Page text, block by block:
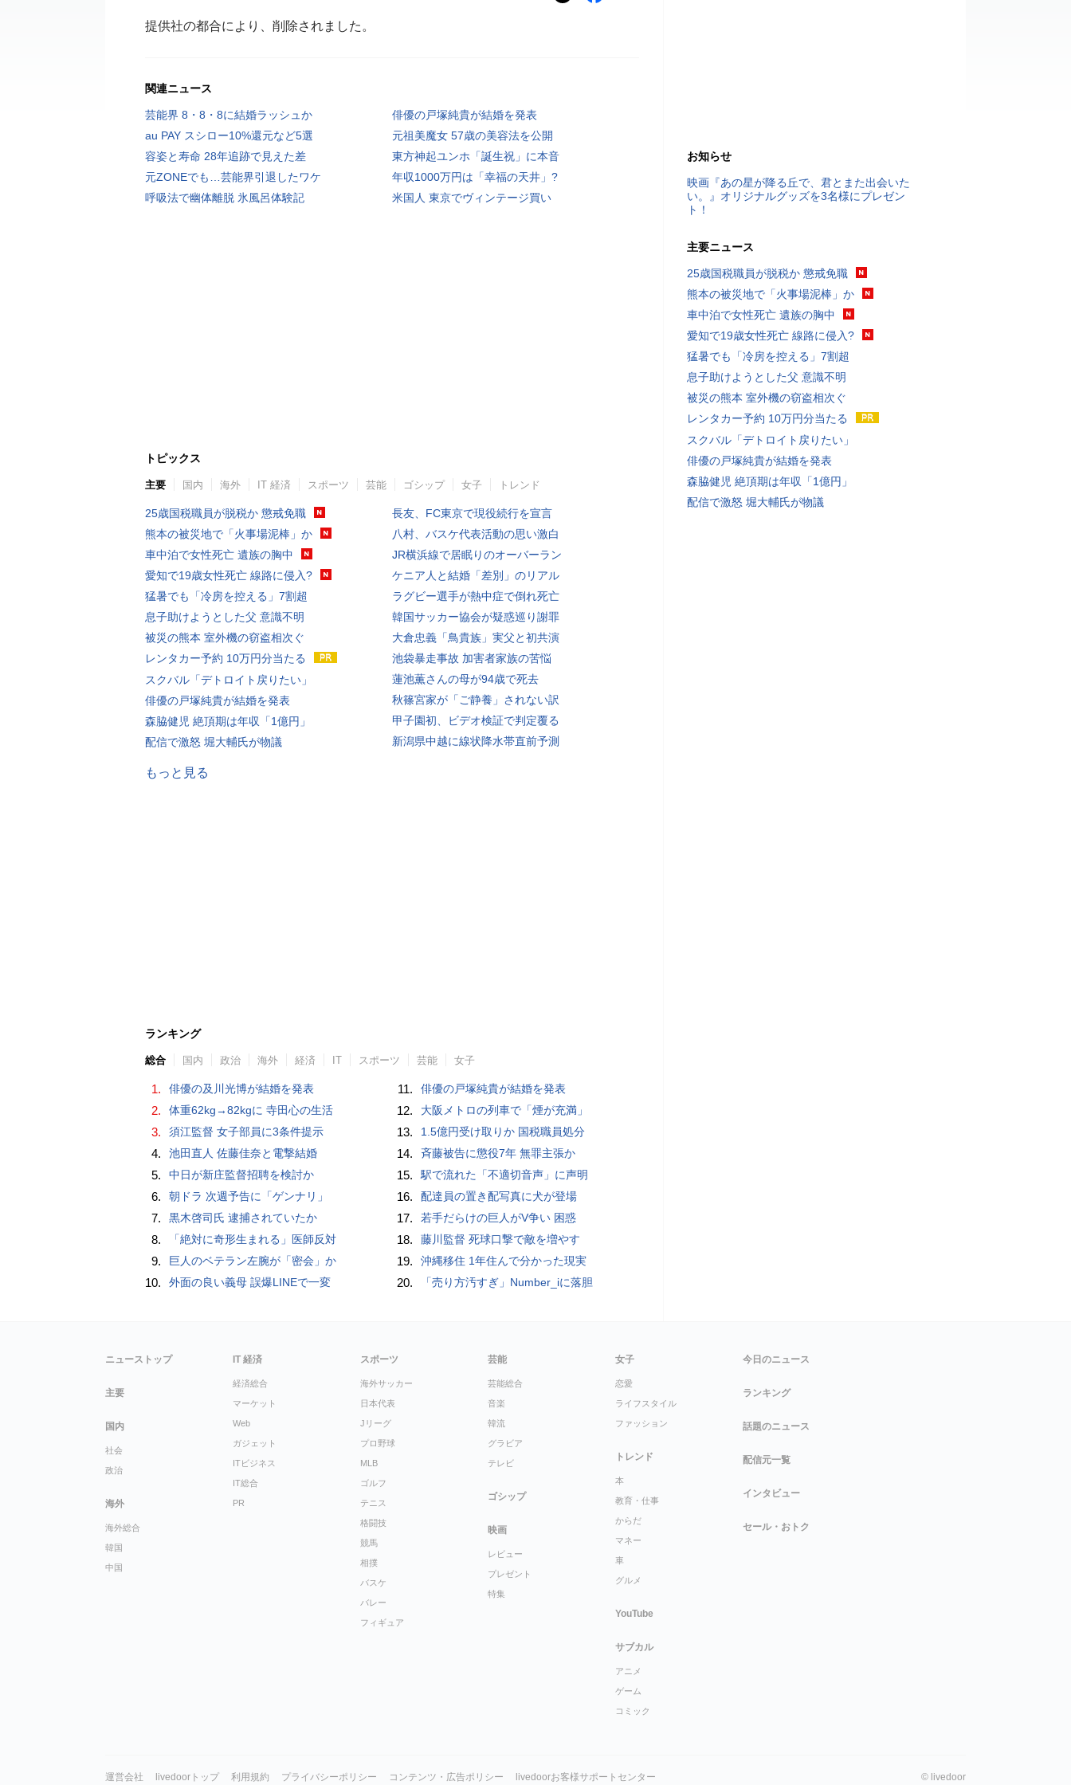
提供社の都合により、削除されました。
関連ニュース
芸能界 8・8・8に結婚ラッシュか
俳優の戸塚純貴が結婚を発表
au PAY スシロー10%還元など5選
元祖美魔女 57歳の美容法を公開
容姿と寿命 28年追跡で見えた差
東方神起ユンホ「誕生祝」に本音
元ZONEでも…芸能界引退したワケ
年収1000万円は「幸福の天井」?
呼吸法で幽体離脱 氷風呂体験記
米国人 東京でヴィンテージ買い
トピックス
主要 国内 海外 IT 経済 スポーツ 芸能 ゴシップ 女子 トレンド
25歳国税職員が脱税か 懲戒免職
熊本の被災地で「火事場泥棒」か
車中泊で女性死亡 遺族の胸中
愛知で19歳女性死亡 線路に侵入?
猛暑でも「冷房を控える」7割超
息子助けようとした父 意識不明
被災の熊本 室外機の窃盗相次ぐ
レンタカー予約 10万円分当たる
スクバル「デトロイト戻りたい」
俳優の戸塚純貴が結婚を発表
森脇健児 絶頂期は年収「1億円」
配信で激怒 堀大輔氏が物議
長友、FC東京で現役続行を宣言
八村、バスケ代表活動の思い激白
JR横浜線で居眠りのオーバーラン
ケニア人と結婚「差別」のリアル
ラグビー選手が熱中症で倒れ死亡
韓国サッカー協会が疑惑巡り謝罪
大倉忠義「鳥貴族」実父と初共演
池袋暴走事故 加害者家族の苦悩
蓮池薫さんの母が94歳で死去
秋篠宮家が「ご静養」されない訳
甲子園初、ビデオ検証で判定覆る
新潟県中越に線状降水帯直前予測
もっと見る
ランキング
総合 国内 政治 海外 経済 IT スポーツ 芸能 女子
1. 俳優の及川光博が結婚を発表
2. 体重62kg→82kgに 寺田心の生活
3. 須江監督 女子部員に3条件提示
4. 池田直人 佐藤佳奈と電撃結婚
5. 中日が新庄監督招聘を検討か
6. 朝ドラ 次週予告に「ゲンナリ」
7. 黒木啓司氏 逮捕されていたか
8. 「絶対に奇形生まれる」医師反対
9. 巨人のベテラン左腕が「密会」か
10. 外面の良い義母 誤爆LINEで一変
11. 俳優の戸塚純貴が結婚を発表
12. 大阪メトロの列車で「煙が充満」
13. 1.5億円受け取りか 国税職員処分
14. 斉藤被告に懲役7年 無罪主張か
15. 駅で流れた「不適切音声」に声明
16. 配達員の置き配写真に犬が登場
17. 若手だらけの巨人がV争い 困惑
18. 藤川監督 死球口撃で敵を増やす
19. 沖縄移住 1年住んで分かった現実
20. 「売り方汚すぎ」Number_iに落胆
お知らせ
映画『あの星が降る丘で、君とまた出会いた
い。』オリジナルグッズを3名様にプレゼン
ト！
主要ニュース
25歳国税職員が脱税か 懲戒免職
熊本の被災地で「火事場泥棒」か
車中泊で女性死亡 遺族の胸中
愛知で19歳女性死亡 線路に侵入?
猛暑でも「冷房を控える」7割超
息子助けようとした父 意識不明
被災の熊本 室外機の窃盗相次ぐ
レンタカー予約 10万円分当たる
スクバル「デトロイト戻りたい」
俳優の戸塚純貴が結婚を発表
森脇健児 絶頂期は年収「1億円」
配信で激怒 堀大輔氏が物議
ニューストップ
主要
国内
社会
政治
海外
海外総合
韓国
中国
IT 経済
経済総合
マーケット
Web
ガジェット
ITビジネス
IT総合
PR
スポーツ
海外サッカー
日本代表
Jリーグ
プロ野球
MLB
ゴルフ
テニス
格闘技
競馬
相撲
バスケ
バレー
フィギュア
芸能
芸能総合
音楽
韓流
グラビア
テレビ
ゴシップ
映画
レビュー
プレゼント
特集
女子
恋愛
ライフスタイル
ファッション
トレンド
本
教育・仕事
からだ
マネー
車
グルメ
YouTube
サブカル
アニメ
ゲーム
コミック
今日のニュース
ランキング
話題のニュース
配信元一覧
インタビュー
セール・おトク
運営会社 livedoorトップ 利用規約 プライバシーポリシー コンテンツ・広告ポリシー livedoorお客様サポートセンター © livedoor